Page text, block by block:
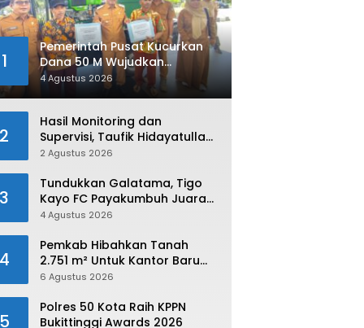
1
Pemerintah Pusat Kucurkan
Dana 50 M Wujudkan
Swasembada dan Ketahanan
Pangan di Kabupaten 50 Kota
4 Agustus 2026
2
Hasil Monitoring dan
Supervisi, Taufik Hidayatullah:
Limapuluh Kota Siap Kirimkan
Porprov Sumbar 2026
2 Agustus 2026
3
Tundukkan Galatama, Tigo
Kayo FC Payakumbuh Juara
Piala Walikota Payakumbuh
4 Agustus 2026
4
Pemkab Hibahkan Tanah
2.751 m² Untuk Kantor Baru
Kejaksaan Negeri Limapuluh
6 Agustus 2026
5
Polres 50 Kota Raih KPPN
Bukittinggi Awards 2026